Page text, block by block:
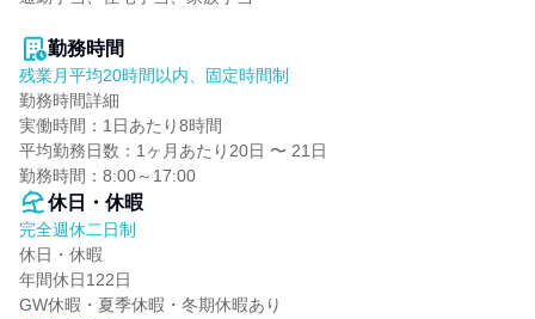
勤務時間
残業月平均20時間以内、固定時間制
勤務時間詳細
実働時間：1日あたり8時間
平均勤務日数：1ヶ月あたり20日 〜 21日
勤務時間：8:00～17:00
休日・休暇
完全週休二日制
休日・休暇
年間休日122日
GW休暇・夏季休暇・冬期休暇あり